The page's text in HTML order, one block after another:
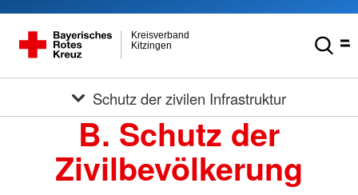
Kitzingen
Kreisverband
Schutz der zivilen Infrastruktur
B. Schutz der
Zivilbevölkerung